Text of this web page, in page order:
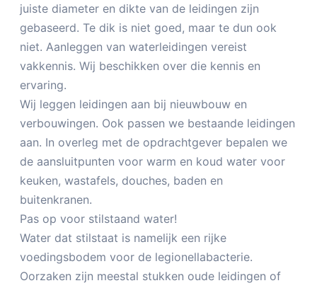
juiste diameter en dikte van de leidingen zijn
gebaseerd. Te dik is niet goed, maar te dun ook
niet. Aanleggen van waterleidingen vereist
vakkennis. Wij beschikken over die kennis en
ervaring.
Wij leggen leidingen aan bij nieuwbouw en
verbouwingen. Ook passen we bestaande leidingen
aan. In overleg met de opdrachtgever bepalen we
de aansluitpunten voor warm en koud water voor
keuken, wastafels, douches, baden en
buitenkranen.
Pas op voor stilstaand water!
Water dat stilstaat is namelijk een rijke
voedingsbodem voor de legionellabacterie.
Oorzaken zijn meestal stukken oude leidingen of